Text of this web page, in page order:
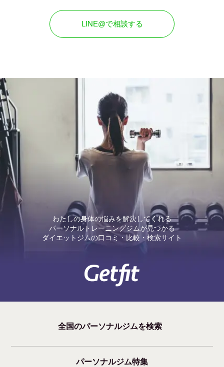
LINE@で相談する
わたしの身体の悩みを解決してくれる
パーソナルトレーニングジムが見つかる
ダイエットジムの口コミ・比較・検索サイト
全国のパーソナルジムを検索
パーソナルジム特集